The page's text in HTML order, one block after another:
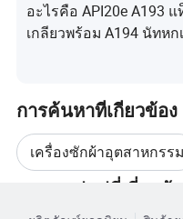
ตอบ : เราเป็นกลุ่มบริษัทซึ่
คำถามที่ 2
เงื่อนไขการช
สามารถลอง เงื่อนไขอื่นๆ
อะไรคือ API20e A193
เกลียวพร้อม A194 นัทหก
การค้นหาที่เกี่ยวข้อง
เครื่องซักผ้าอุตสาหกรรม